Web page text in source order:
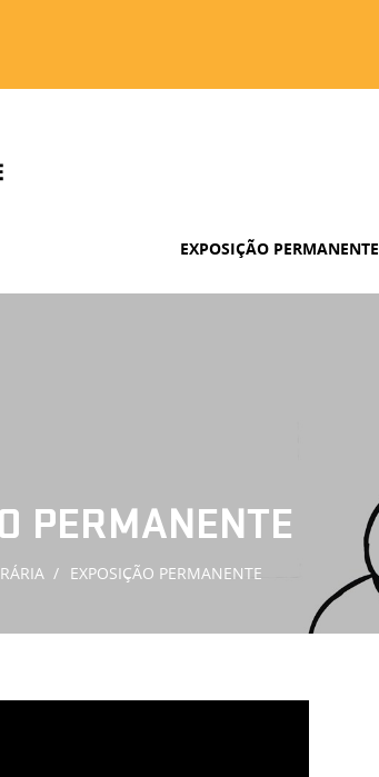
EXPOSIÇÃO PERMANENTE
PERMANENTE
EXPOSIÇÃO PERMANENTE